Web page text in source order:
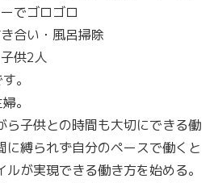
でゴロゴロ
合い・風呂掃除
供2人
。
。
ら子供との時間も大切にできる働
に縛られず自分のペースで働くと
が実現できる働き方を始める。